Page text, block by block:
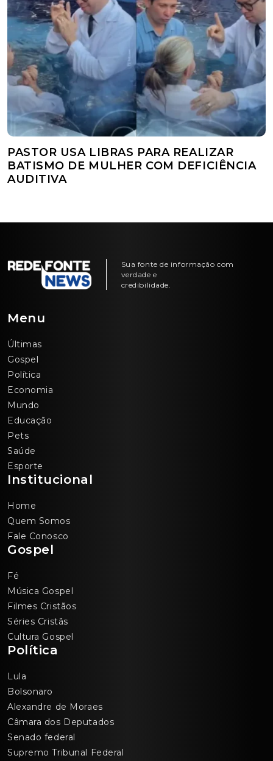
PASTOR USA LIBRAS PARA REALIZAR
BATISMO DE MULHER COM DEFICIÊNCIA
AUDITIVA
Sua fonte de informação com
verdade e
credibilidade.
Menu
Últimas
Gospel
Política
Economia
Mundo
Educação
Pets
Saúde
Esporte
Institucional
Home
Quem Somos
Fale Conosco
Gospel
Fé
Música Gospel
Filmes Cristãos
Séries Cristãs
Cultura Gospel
Política
Lula
Bolsonaro
Alexandre de Moraes
Câmara dos Deputados
Senado federal
Supremo Tribunal Federal